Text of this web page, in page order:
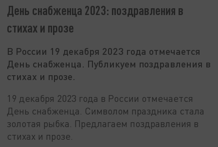
День снабженца 2023: поздравления в
стихах и прозе
В России 19 декабря 2023 года отмечается
День снабженца. Публикуем поздравления в
стихах и прозе.
19 декабря 2023 года в России отмечается
День снабженца. Символом праздника стала
золотая рыбка. Предлагаем поздравления в
стихах и прозе.